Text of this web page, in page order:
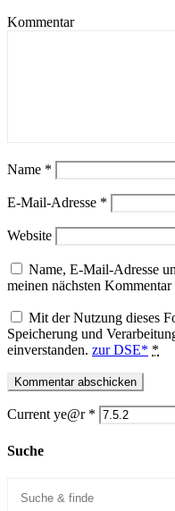
Kommentar
Name *
E-Mail-Adresse *
Website
Name, E-Mail-Adresse
meinen nächsten Kommentar
Mit der Nutzung dieses
Speicherung und
einverstanden. zur DSE* *
Current ye@r *
Suche